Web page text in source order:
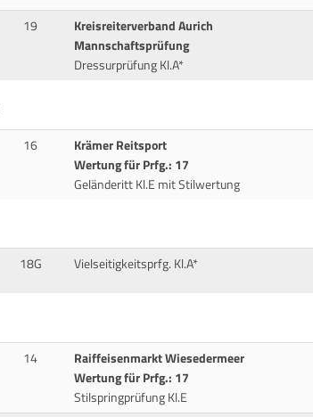
19
Kreisreiterverband Aurich
Mannschaftsprüfung
Dressurprüfung Kl.A*
16
Krämer Reitsport
Wertung für Prfg.: 17
Geländeritt Kl.E mit Stilwertung
18G Vielseitigkeitsprfg. Kl.A*
14
Raiffeisenmarkt Wiesedermeer
Wertung für Prfg.: 17
Stilspringprüfung Kl.E